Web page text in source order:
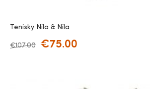
Tenisky Nila & Nila
€107.00 €75.00